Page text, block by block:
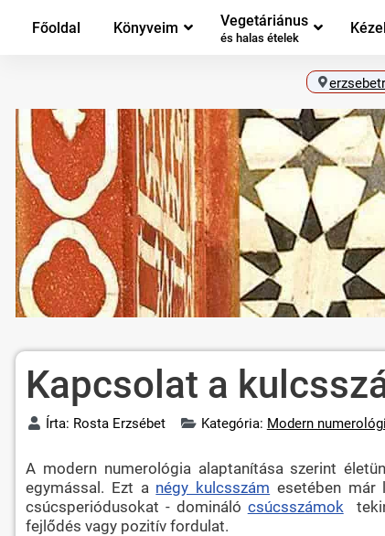
Főoldal Könyveim Vegetáriánus
és halas ételek
Kapcsolat a
Írta: Rosta Erzsébet Kategória: Modern
A modern numerológia alaptanítása szerint
egymással. Ezt a négy kulcsszám esetében már
csúcsperiódusokat - domináló csúcsszámok
fejlődés vagy pozitív fordulat.